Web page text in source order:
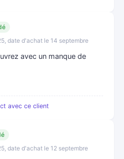
date d'achat le 14 septembre
avec un manque de
avec ce client
date d'achat le 12 septembre